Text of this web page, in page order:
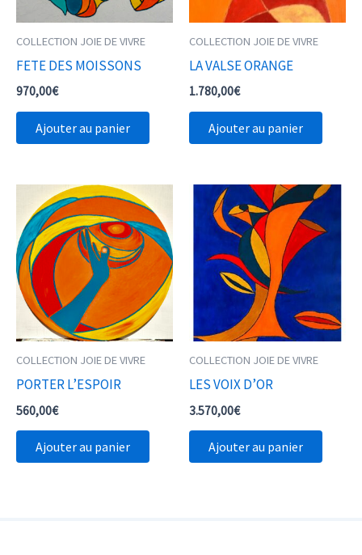
COLLECTION JOIE DE VIVRE
FETE DES MOISSONS
970,00€
Ajouter au panier
COLLECTION JOIE DE VIVRE
LA VALSE ORANGE
1.780,00€
Ajouter au panier
COLLECTION JOIE DE VIVRE
PORTER L’ESPOIR
560,00€
Ajouter au panier
COLLECTION JOIE DE VIVRE
LES VOIX D’OR
3.570,00€
Ajouter au panier